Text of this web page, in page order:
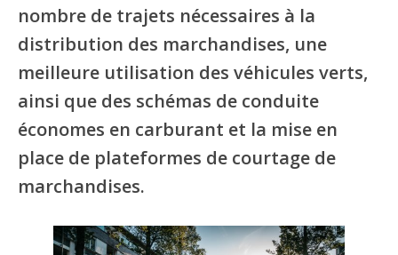
nombre de trajets nécessaires à la
distribution des marchandises, une
meilleure utilisation des véhicules verts,
ainsi que des schémas de conduite
économes en carburant et la mise en
place de plateformes de courtage de
marchandises.